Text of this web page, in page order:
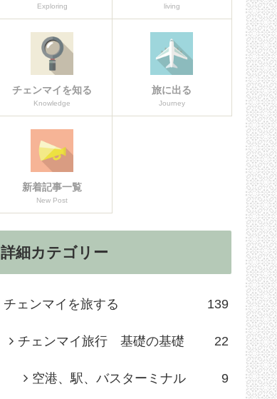
Exploring living
チェンマイを知る
Knowledge
旅に出る
Journey
新着記事一覧
New Post
詳細カテゴリー
チェンマイを旅する 139
チェンマイ旅行 基礎の基礎 22
空港、駅、バスターミナル 9